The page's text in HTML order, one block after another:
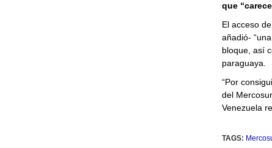
que
El acceso
añadió-
bloque, así
paraguaya.
“Por
del
Venezuela
TAGS: